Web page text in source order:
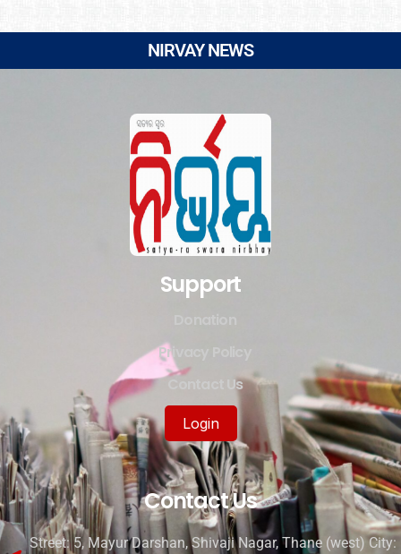
NIRVAY NEWS
Support
Privacy Policy
Contact Us
Login
Contact Us
Street: 5, Mayur Darshan, Shivaji Nagar, Thane (west) City: